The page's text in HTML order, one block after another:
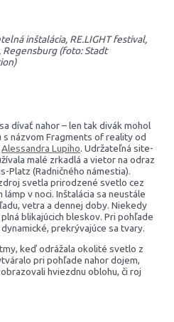
inštalácia, RE.LIGHT festival,
(foto: Stadt
dívať nahor – len tak divák mohol
názvom Fragments of reality od
Alessandra Lupiho. Udržateľná site-
malé zrkadlá a vietor na odraz
Platz (Radničného námestia).
svetla prirodzené svetlo cez
v noci. Inštalácia sa neustále
vetra a dennej doby. Niekedy
blikajúcich bleskov. Pri pohľade
prekrývajúce sa tvary.
keď odrážala okolité svetlo z
pri pohľade nahor dojem,
hviezdnu oblohu, či roj